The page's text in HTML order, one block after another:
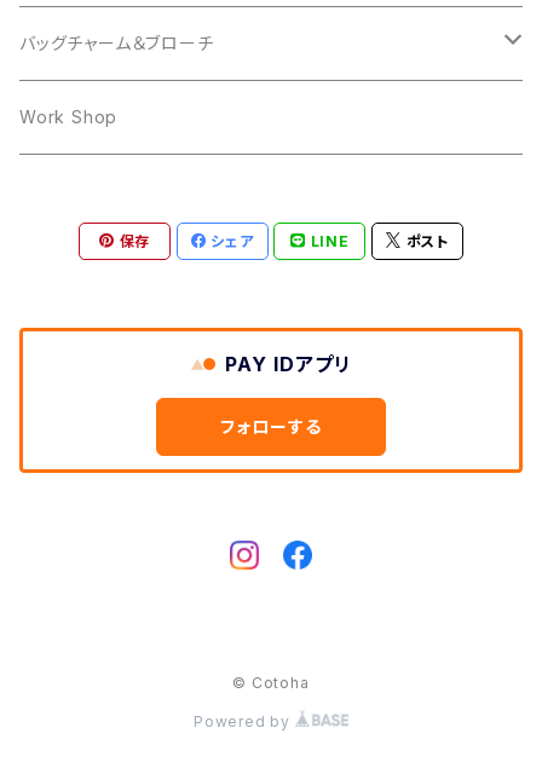
Bird
Butterfly
Other
mocomoco
butterfly
ring
Swan
Cat
Rabbit
Hedgehog
Swan
バッグチャーム＆ブローチ
Bear
Work Shop
保存 シェア LINE ポスト
PAY IDアプリ
フォローする
© Cotoha
Powered by